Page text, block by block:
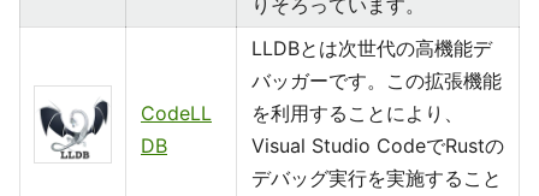
りそろっています。
CodeLL
DB
LLDBとは次世代の高機能デ
バッガーです。この拡張機能
を利用することにより、
Visual Studio CodeでRustの
デバッグ実行を実施すること